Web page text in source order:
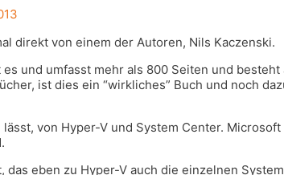
direkt von einem der Autoren, Nils Kaczenski.
es und umfasst mehr als 800 Seiten und besteht
ist dies ein “wirkliches” Buch und noch
von Hyper-V und System Center. Microsoft
eben zu Hyper-V auch die einzelnen System